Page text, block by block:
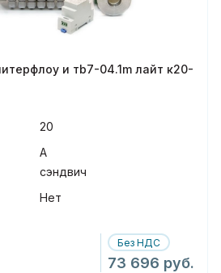
и тb7-04.1m лайт к20-
20
А
сэндвич
Нет
Без НДС
73 696 руб.